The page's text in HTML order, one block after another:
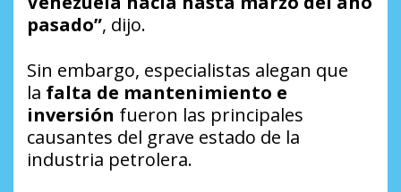
pasado”, dijo.
Sin embargo, especialistas alegan que
la falta de mantenimiento e
inversión fueron las principales
causantes del grave estado de la
industria petrolera.